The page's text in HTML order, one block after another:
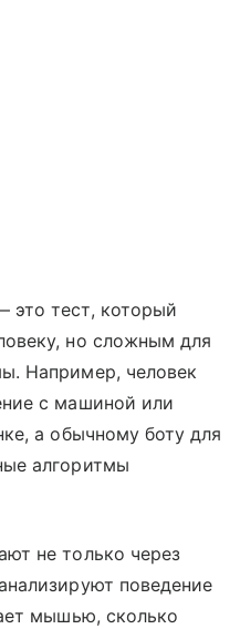
это тест, который
но сложным для
Например, человек
с машиной или
а обычному боту для
алгоритмы
не только через
поведение
мышью, сколько